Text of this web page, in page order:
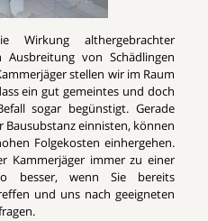
Wirkung althergebrachter
von Schädlingen
stellen wir im Raum
ein gut gemeintes und doch
sogar begünstigt. Gerade
Bausubstanz einnisten, können
Folgekosten einhergehen.
Kammerjäger immer zu einer
besser, wenn Sie bereits
und uns nach geeigneten